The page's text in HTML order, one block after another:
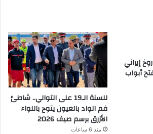
إيراني
أبواب
للسنة الـ19 على التوالي.. شاطئ
فم الواد بالعيون يتوج باللواء
الأزرق برسم صيف 2026
منذ 6 ساعات